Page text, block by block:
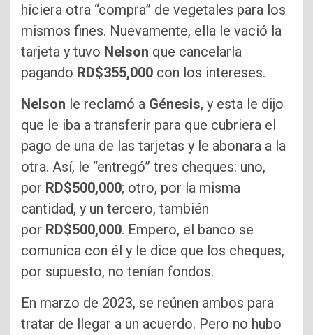
hiciera otra “compra” de vegetales para los
mismos fines. Nuevamente, ella le vació la
tarjeta y tuvo Nelson que cancelarla
pagando RD$355,000 con los intereses.
Nelson le reclamó a Génesis, y esta le dijo
que le iba a transferir para que cubriera el
pago de una de las tarjetas y le abonara a la
otra. Así, le “entregó” tres cheques: uno,
por RD$500,000; otro, por la misma
cantidad, y un tercero, también
por RD$500,000. Empero, el banco se
comunica con él y le dice que los cheques,
por supuesto, no tenían fondos.
En marzo de 2023, se reúnen ambos para
tratar de llegar a un acuerdo. Pero no hubo